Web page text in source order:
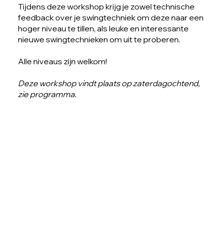
Tijdens deze workshop krijg je zowel technische
feedback over je swingtechniek om deze naar een
hoger niveau te tillen, als leuke en interessante
nieuwe swingtechnieken om uit te proberen.
Alle niveaus zijn welkom!
Deze workshop vindt plaats op zaterdagochtend,
zie programma.